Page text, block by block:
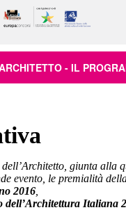
- IL
dell’Architetto, giunta alla
evento, le premialità
2016,
dell’Architettura Italiana